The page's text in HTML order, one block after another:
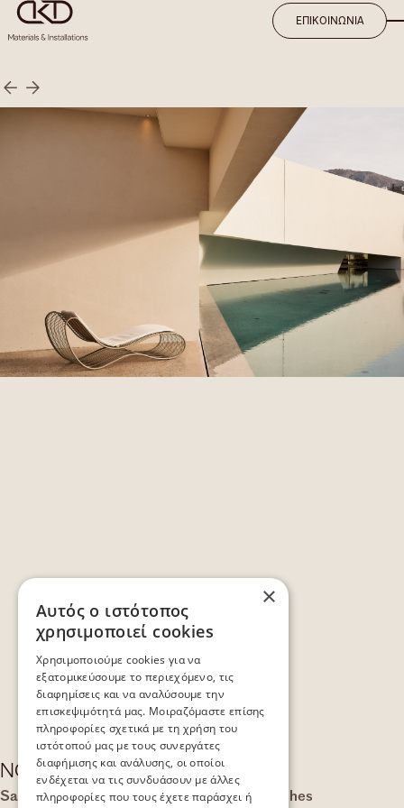
ΕΠΙΚΟΙΝΩΝΙΑ
NOŪS Santorini
Santorini Resort – Micro-Pebble Pool Finishes
×
Αυτός ο ιστότοπος
χρησιμοποιεί cookies
Χρησιμοποιούμε cookies για να
εξατομικεύσουμε το περιεχόμενο, τις
διαφημίσεις και να αναλύσουμε την
επισκεψιμότητά μας. Μοιραζόμαστε επίσης
πληροφορίες σχετικά με τη χρήση του
ιστότοπού μας με τους συνεργάτες
διαφήμισης και ανάλυσης, οι οποίοι
ενδέχεται να τις συνδυάσουν με άλλες
πληροφορίες που τους έχετε παράσχει ή